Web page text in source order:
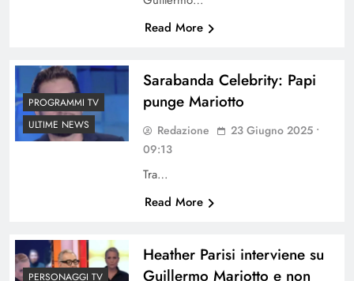
Read More
PROGRAMMI TV
ULTIME NEWS
Sarabanda Celebrity: Papi
punge Mariotto
Redazione
23 Giugno 2025 •
09:13
Tra…
Read More
PERSONAGGI TV
Heather Parisi interviene su
Guillermo Mariotto e non